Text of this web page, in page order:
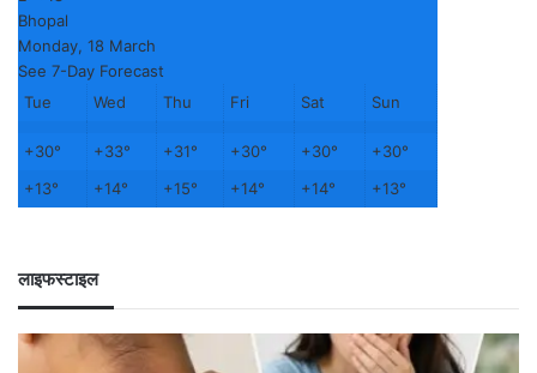
Bhopal
Monday, 18 March
See 7-Day Forecast
Tue
Wed Thu Fri Sat Sun
+30° +33° +31° +30° +30° +30°
+13° +14° +15° +14° +14° +13°
लाइफस्टाइल